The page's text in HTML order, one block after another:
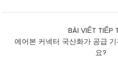
BÀI VIẾT TIẾP
에어본 커넥터 국산화가 공급
요?